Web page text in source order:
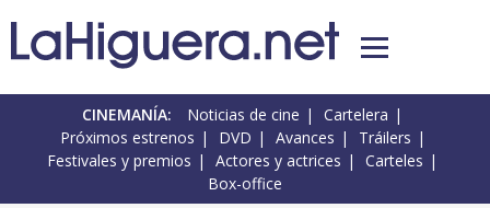
CINEMANÍA: Noticias de cine
Cartelera
Próximos estrenos
DVD Avances
Tráilers
Festivales y premios
Actores y actrices
Carteles
Box-office